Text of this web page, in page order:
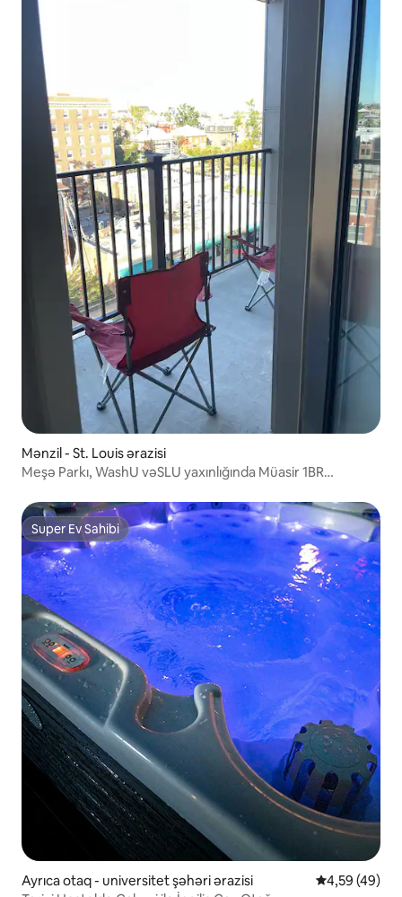
Mənzil - St. Louis ərazisi
Meşə Parkı, WashU vəSLU yaxınlığında Müasir 1BR
Super Ev Sahibi
Super Ev Sahibi
Ayrıca otaq - universitet şəhəri ərazisi Ortalama
4,59 (49)